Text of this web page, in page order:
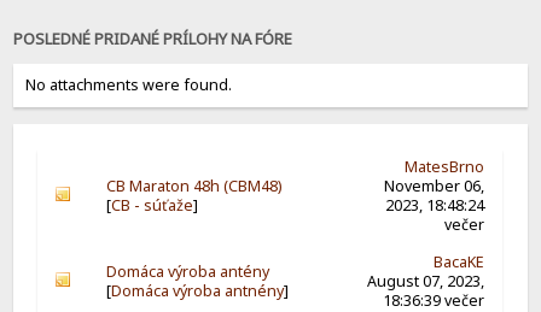
POSLEDNÉ PRIDANÉ PRÍLOHY NA FÓRE
No attachments were found.
CB Maraton 48h (CBM48)
[CB - súťaže]
MatesBrno
November 06,
2023, 18:48:24
večer
Domáca výroba antény
[Domáca výroba antnény]
BacaKE
August 07, 2023,
18:36:39 večer